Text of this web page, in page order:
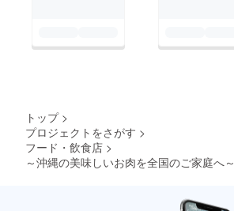
トップ >
プロジェクトをさがす >
フード・飲食店 >
～沖縄の美味しいお肉を全国のご家庭へ～